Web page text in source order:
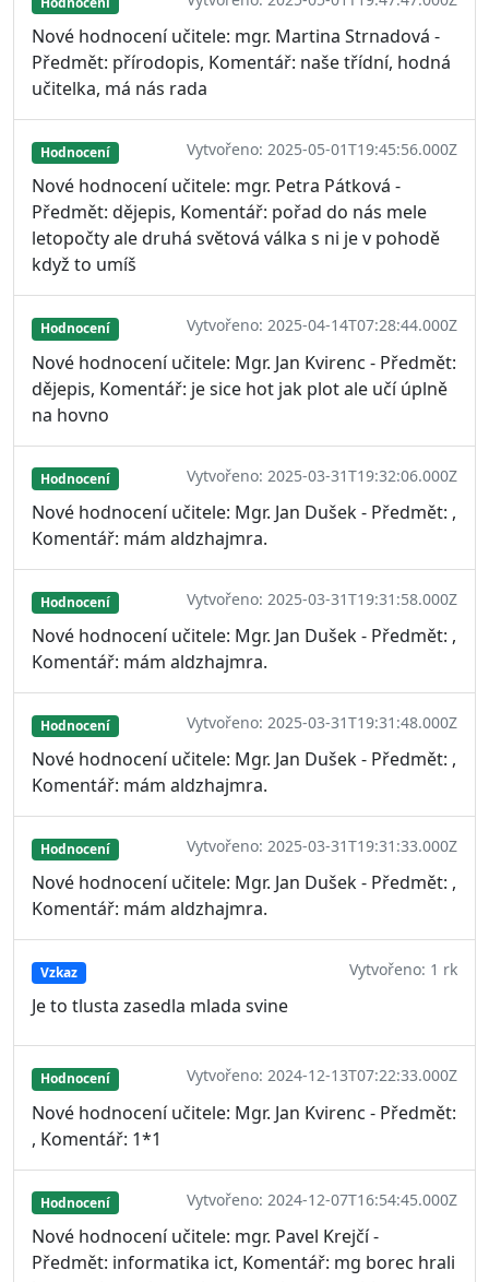
Nové hodnocení učitele: mgr. Martina Strnadová -
Předmět: přírodopis, Komentář: naše třídní, hodná
učitelka, má nás rada
Hodnocení Vytvořeno: 2025-05-01T19:45:56.000Z
Nové hodnocení učitele: mgr. Petra Pátková -
Předmět: dějepis, Komentář: pořad do nás mele
letopočty ale druhá světová válka s ni je v pohodě
když to umíš
Hodnocení Vytvořeno: 2025-04-14T07:28:44.000Z
Nové hodnocení učitele: Mgr. Jan Kvirenc - Předmět:
dějepis, Komentář: je sice hot jak plot ale učí úplně
na hovno
Hodnocení Vytvořeno: 2025-03-31T19:32:06.000Z
Nové hodnocení učitele: Mgr. Jan Dušek - Předmět: ,
Komentář: mám aldzhajmra.
Hodnocení Vytvořeno: 2025-03-31T19:31:58.000Z
Nové hodnocení učitele: Mgr. Jan Dušek - Předmět: ,
Komentář: mám aldzhajmra.
Hodnocení Vytvořeno: 2025-03-31T19:31:48.000Z
Nové hodnocení učitele: Mgr. Jan Dušek - Předmět: ,
Komentář: mám aldzhajmra.
Hodnocení Vytvořeno: 2025-03-31T19:31:33.000Z
Nové hodnocení učitele: Mgr. Jan Dušek - Předmět: ,
Komentář: mám aldzhajmra.
Vzkaz Vytvořeno: 1 rk
Je to tlusta zasedla mlada svine
Hodnocení Vytvořeno: 2024-12-13T07:22:33.000Z
Nové hodnocení učitele: Mgr. Jan Kvirenc - Předmět:
, Komentář: 1*1
Hodnocení Vytvořeno: 2024-12-07T16:54:45.000Z
Nové hodnocení učitele: mgr. Pavel Krejčí -
Předmět: informatika ict, Komentář: mg borec hrali